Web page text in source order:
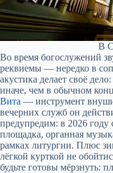
В
Во время богослужений
реквиемы — нередко в
акустика делает своё
иначе, чем в обычном
Вита — инструмент
вечерних служб он
предупредим: в 2026
площадка, органная
рамках литургии. Плюс
лёгкой курткой не
будьте готовы мёрзнуть: